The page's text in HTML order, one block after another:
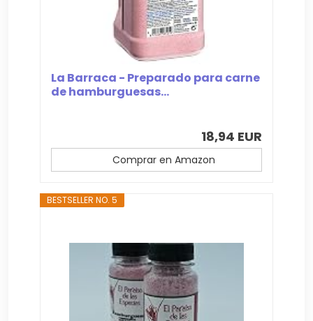
La Barraca - Preparado para carne
de hamburguesas...
18,94 EUR
Comprar en Amazon
BESTSELLER NO. 5